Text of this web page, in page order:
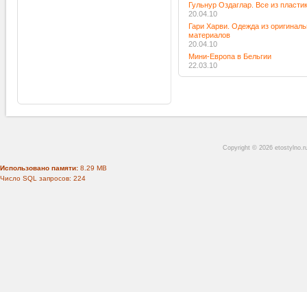
Гульнур Оздаглар. Все из
20.04.10
Гари Харви. Одежда из
материалов
20.04.10
Мини-Европа в Бельгии
22.03.10
Copyright © 2026
Использовано памяти: 8.29 MB
Число SQL запросов: 224